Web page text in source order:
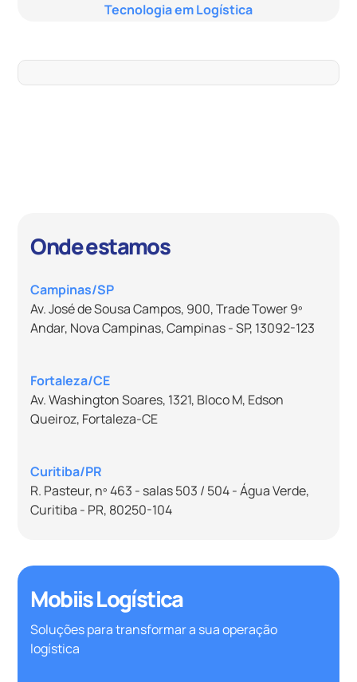
Tecnologia em Logística
Mobiis Logística
Soluções para transformar a sua operação
logística
Onde estamos
Campinas/SP
Av. José de Sousa Campos, 900, Trade Tower 9º
Andar, Nova Campinas, Campinas - SP, 13092-123
Fortaleza/CE
Av. Washington Soares, 1321, Bloco M, Edson
Queiroz, Fortaleza-CE
Curitiba/PR
R. Pasteur, nº 463 - salas 503 / 504 - Água Verde,
Curitiba - PR, 80250-104